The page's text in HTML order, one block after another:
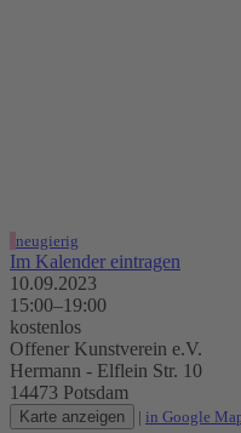
neugierig
Im Kalender eintragen
10.09.2023
15:00–19:00
kostenlos
Offener Kunstverein e.V.
Hermann - Elflein Str. 10
14473 Potsdam
Karte anzeigen | in Google